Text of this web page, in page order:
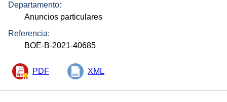
Departamento:
Anuncios particulares
Referencia:
BOE-B-2021-40685
PDF XML